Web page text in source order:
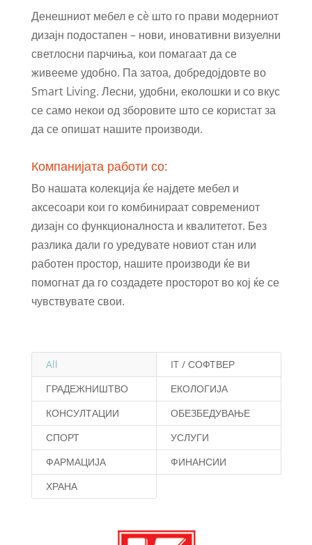
Денешниот мебел е сè што го прави модерниот
дизајн подостапен – нови, иновативни визуелни
светлосни парчиња, кои помагаат да се
живееме удобно. Па затоа, добредојдовте во
Smart Living. Лесни, удобни, еколошки и со вкус
се само некои од зборовите што се користат за
да се опишат нашите производи.
Компанијата работи со:
Во нашата колекција ќе најдете мебел и
аксесоари кои го комбинираат современиот
дизајн со функционалноста и квалитетот. Без
разлика дали го уредувате новиот стан или
работен простор, нашите производи ќе ви
помогнат да го создадете просторот во кој ќе се
чувствувате свои.
All
IT / СОФТВЕР
ГРАДЕЖНИШТВО
ЕКОЛОГИЈА
КОНСУЛТАЦИИ
ОБЕЗБЕДУВАЊЕ
СПОРТ
УСЛУГИ
ФАРМАЦИЈА
ФИНАНСИИ
ХРАНА